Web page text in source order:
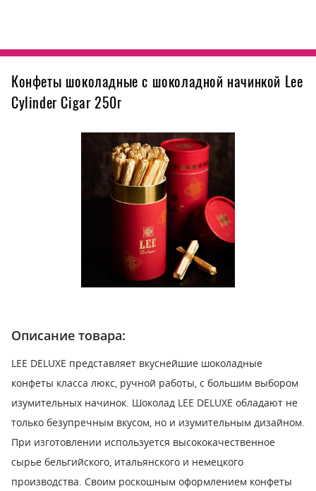
Конфеты шоколадные с шоколадной начинкой Lee
Cylinder Cigar 250г
Описание товара:
LEE DELUXE представляет вкуснейшие шоколадные
конфеты класса люкс, ручной работы, с большим выбором
изумительных начинок. Шоколад LEE DELUXE обладают не
только безупречным вкусом, но и изумительным дизайном.
При изготовлении используется высококачественное
сырье бельгийского, итальянского и немецкого
производства. Своим роскошным оформлением конфеты